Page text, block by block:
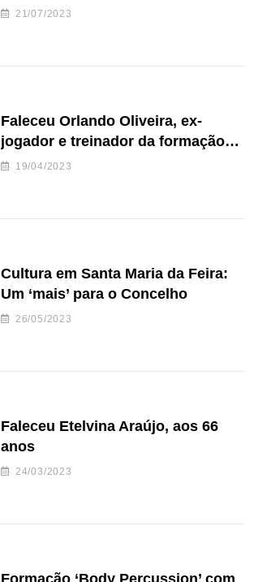
de Freguesia S. João de Ver
21/07/2023
Faleceu Orlando Oliveira, ex-
jogador e treinador da formação
de andebol do Feirense
19/04/2023
Cultura em Santa Maria da Feira:
Um ‘mais’ para o Concelho
26/05/2023
Faleceu Etelvina Araújo, aos 66
anos
24/03/2023